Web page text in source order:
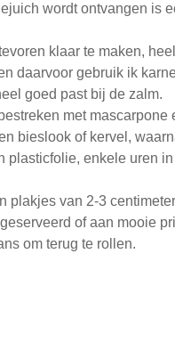
wordt ontvangen is
klaar te maken,
daarvoor gebruik ik
goed past bij de zalm.
met mascarpone
bieslook of kervel,
plasticfolie, enkele uren
plakjes van 2-3
of aan mooie
om terug te rollen.